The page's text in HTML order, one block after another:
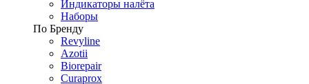
Индикаторы налёта
Наборы
По Бренду
Revyline
Azotii
Biorepair
Curaprox